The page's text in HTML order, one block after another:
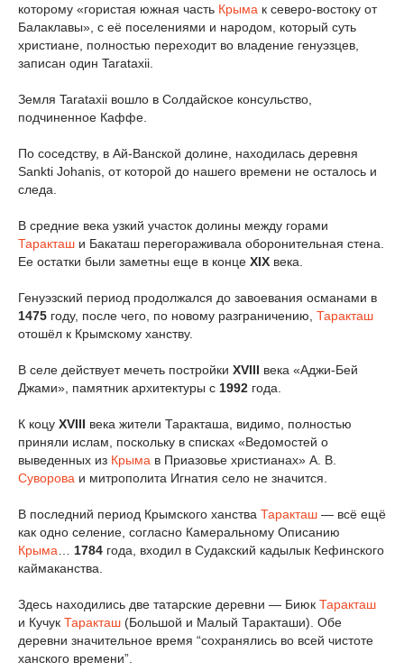
которому «гористая южная часть Крыма к северо-востоку от
Балаклавы», с её поселениями и народом, который суть
христиане, полностью переходит во владение генуэзцев,
записан один Tarataxii.
Земля Tarataxii вошло в Солдайское консульство,
подчиненное Каффе.
По соседству, в Ай-Ванской долине, находилась деревня
Sankti Johanis, от которой до нашего времени не осталось и
следа.
В средние века узкий участок долины между горами
Таракташ и Бакаташ перегораживала оборонительная стена.
Ее остатки были заметны еще в конце XIX века.
Генуэзский период продолжался до завоевания османами в
1475 году, после чего, по новому разграничению, Таракташ
отошёл к Крымскому ханству.
В селе действует мечеть постройки XVIII века «Аджи-Бей
Джами», памятник архитектуры с 1992 года.
К коцу XVIII века жители Таракташа, видимо, полностью
приняли ислам, поскольку в списках «Ведомостей о
выведенных из Крыма в Приазовье христианах» А. В.
Суворова и митрополита Игнатия село не значится.
В последний период Крымского ханства Таракташ — всё ещё
как одно селение, согласно Камеральному Описанию
Крыма
1784 года, входил в Судакский кадылык Кефинского
каймаканства.
Здесь находились две татарские деревни — Биюк Таракташ
и Кучук Таракташ (Большой и Малый Таракташи). Обе
деревни значительное время “сохранялись во всей чистоте
ханского времени”.